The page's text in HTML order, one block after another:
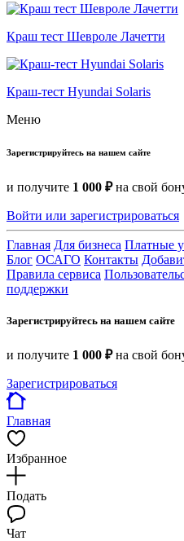
Краш тест Шевроле Лачетти
Краш-тест Hyundai Solaris
Меню
Зарегистрируйтесь на нашем сайте
и получите 1 000 ₽на свой
Войти или зарегистрироваться
Главная Для бизнеса Платные
Блог ОСАГО Контакты
Правила сервиса
поддержки
Зарегистрируйтесь на нашем сайте
и получите 1 000 ₽на свой
Зарегистрироваться
Главная
Избранное
Подать
Чат